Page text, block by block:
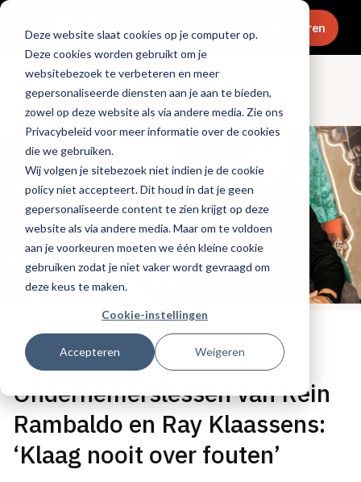
Deze website slaat cookies op je computer op.
Deze cookies worden gebruikt om je
websitebezoek te verbeteren en meer
gepersonaliseerde diensten aan je aan te bieden,
zowel op deze website als via andere media. Zie ons
Privacybeleid voor meer informatie over de cookies
die we gebruiken.
Wij volgen je sitebezoek niet indien je de cookie
policy niet accepteert. Dit houd in dat je geen
gepersonaliseerde content te zien krijgt op deze
website als via andere media. Maar om te voldoen
aan je voorkeuren moeten we één kleine cookie
gebruiken zodat je niet vaker wordt gevraagd om
deze keus te maken.
Cookie-instellingen
Accepteren Weigeren
Menu Abonneren
Ondernemen
Tags:personeel,leiderschap
Gepubliceerd op: 14 januari 2025
Ondernemerslessen van Rein
Rambaldo en Ray Klaassens:
‘Klaag nooit over fouten’